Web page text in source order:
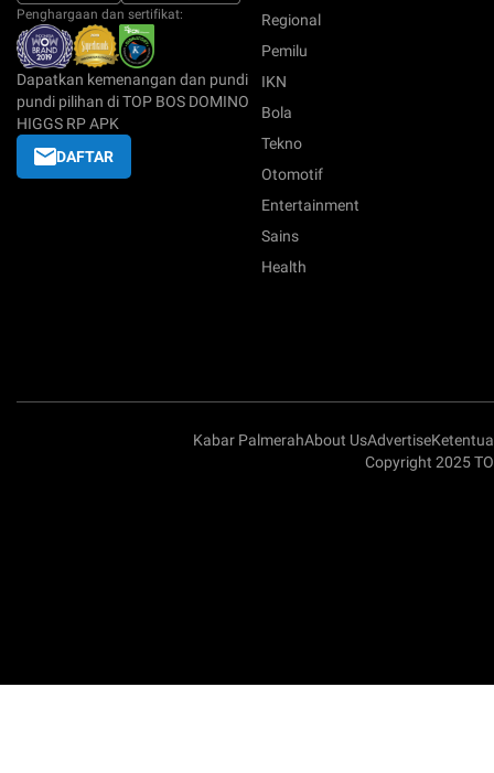
Penghargaan dan sertifikat:
Dapatkan kemenangan dan pundi
pundi pilihan di TOP BOS DOMINO
HIGGS RP APK
DAFTAR
Regional
Pemilu
IKN
Bola
Tekno
Otomotif
Entertainment
Sains
Health
Kabar PalmerahAbout UsAdvertise
Copyright 2025